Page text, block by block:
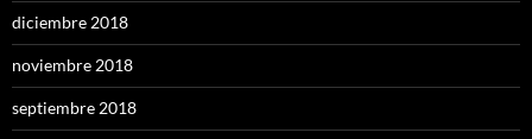
diciembre 2018
noviembre 2018
septiembre 2018